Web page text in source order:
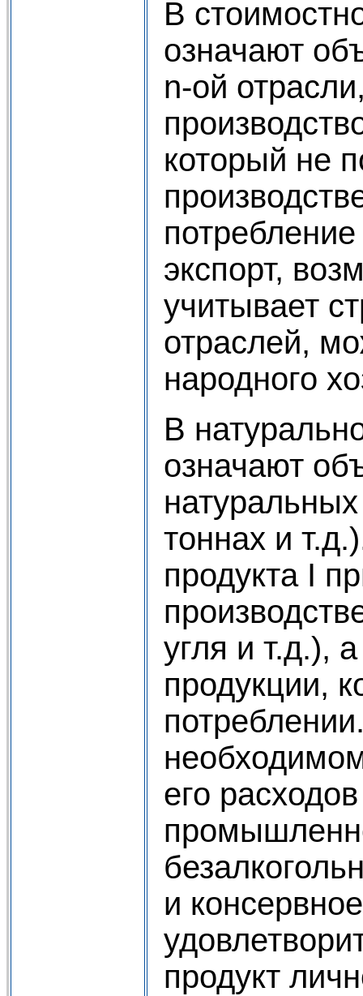
В
означают
n-ой
который не
экспорт,
учитывает
отраслей,
народного
В
означают
тоннах и
продукта I
угля и т.д.),
продукции,
его
и
продукт